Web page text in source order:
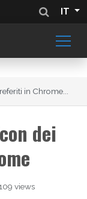
IT
in Chrome...
dei
views